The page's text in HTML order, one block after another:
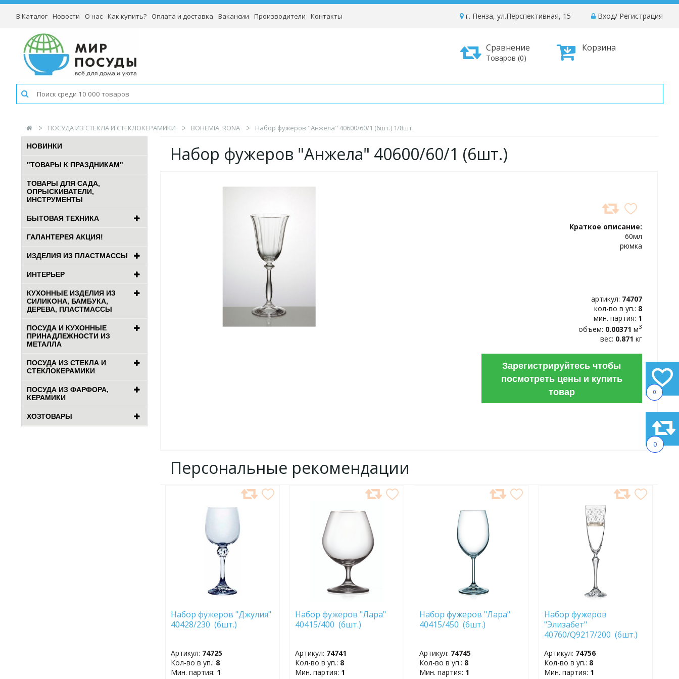
0
0
В Каталог Новости О нас Как купить? Оплата и доставка Вакансии Производители Контакты Вход/ Регистрация
г. Пенза, ул.Перспективная, 15
Корзина
Сравнение
Товаров (0)
ПОСУДА ИЗ СТЕКЛА И СТЕКЛОКЕРАМИКИ BOHEMIA, RONA Набор фужеров "Анжела" 40600/60/1 (6шт.) 1/8шт.
НОВИНКИ
"ТОВАРЫ К ПРАЗДНИКАМ"
ТОВАРЫ ДЛЯ САДА,
ОПРЫСКИВАТЕЛИ,
ИНСТРУМЕНТЫ
БЫТОВАЯ ТЕХНИКА
ГАЛАНТЕРЕЯ АКЦИЯ!
ИЗДЕЛИЯ ИЗ ПЛАСТМАССЫ
ИНТЕРЬЕР
КУХОННЫЕ ИЗДЕЛИЯ ИЗ
СИЛИКОНА, БАМБУКА,
ДЕРЕВА, ПЛАСТМАССЫ
ПОСУДА И КУХОННЫЕ
ПРИНАДЛЕЖНОСТИ ИЗ
МЕТАЛЛА
ПОСУДА ИЗ СТЕКЛА И
СТЕКЛОКЕРАМИКИ
ПОСУДА ИЗ ФАРФОРА,
КЕРАМИКИ
ХОЗТОВАРЫ
Набор фужеров "Анжела" 40600/60/1 (6шт.)
Краткое описание:
60мл
рюмка
артикул: 74707
кол-во в уп.: 8
мин. партия: 1
объем: 0.00371 м3
вес: 0.871 кг
Зарегистрируйтесь чтобы
посмотреть цены и купить
товар
Персональные рекомендации
ИЗБРАННОЕ
Набор фужеров "Джулия"
40428/230 (6шт.)
Артикул: 74725
Кол-во в уп.: 8
Мин. партия: 1
ИЗБРАННОЕ
Набор фужеров "Лара"
40415/400 (6шт.)
Артикул: 74741
Кол-во в уп.: 8
Мин. партия: 1
ИЗБРАННОЕ
Набор фужеров "Лара"
40415/450 (6шт.)
Артикул: 74745
Кол-во в уп.: 8
Мин. партия: 1
ИЗБРАННОЕ
Набор фужеров
"Элизабет"
40760/Q9217/200 (6шт.)
Артикул: 74756
Кол-во в уп.: 8
Мин. партия: 1